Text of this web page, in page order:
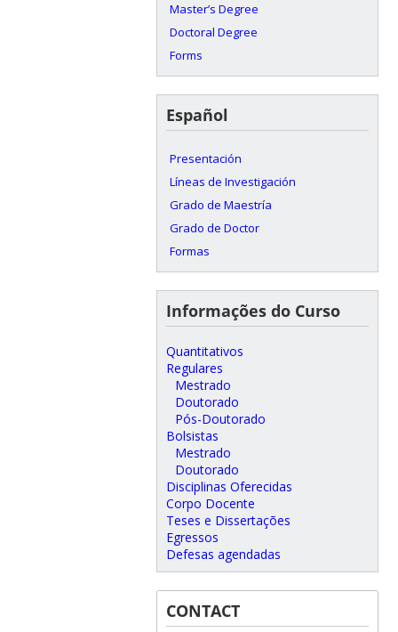
Master’s Degree
Doctoral Degree
Forms
Español
Presentación
Líneas de Investigación
Grado de Maestría
Grado de Doctor
Formas
Informações do Curso
Quantitativos
Regulares
Mestrado
Doutorado
Pós-Doutorado
Bolsistas
Mestrado
Doutorado
Disciplinas Oferecidas
Corpo Docente
Teses e Dissertações
Egressos
Defesas agendadas
CONTACT